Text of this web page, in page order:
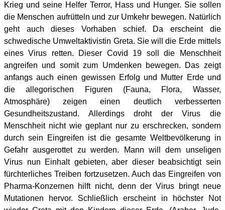
Krieg und seine Helfer Terror, Hass und Hunger. Sie sollen
die Menschen aufrütteln und zur Umkehr bewegen. Natürlich
geht auch dieses Vorhaben schief. Da erscheint die
schwedische Umweltaktivistin Greta. Sie will die Erde mittels
eines Virus retten. Dieser Covid 19 soll die Menschheit
angreifen und somit zum Umdenken bewegen. Das zeigt
anfangs auch einen gewissen Erfolg und Mutter Erde und
die allegorischen Figuren (Fauna, Flora, Wasser,
Atmosphäre) zeigen einen deutlich verbesserten
Gesundheitszustand. Allerdings droht der Virus die
Menschheit nicht wie geplant nur zu erschrecken, sondern
durch sein Eingreifen ist die gesamte Weltbevölkerung in
Gefahr ausgerottet zu werden. Mann will dem unseligen
Virus nun Einhalt gebieten, aber dieser beabsichtigt sein
fürchterliches Treiben fortzusetzen. Auch das Eingreifen von
Pharma-Konzernen hilft nicht, denn der Virus bringt neue
Mutationen hervor. Schließlich erscheint in höchster Not